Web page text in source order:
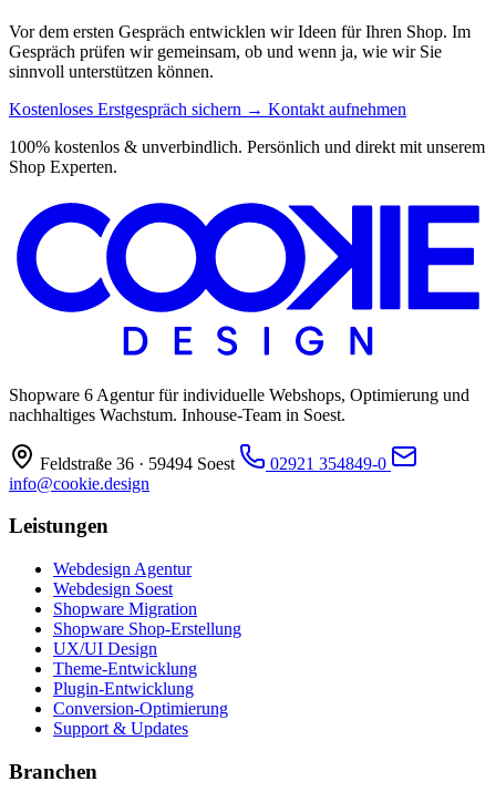
Vor dem ersten Gespräch entwicklen wir Ideen für Ihren Shop. Im
Gespräch prüfen wir gemeinsam, ob und wenn ja, wie wir Sie
sinnvoll unterstützen können.
Kostenloses Erstgespräch sichern → Kontakt aufnehmen
100% kostenlos & unverbindlich. Persönlich und direkt mit unserem
Shop Experten.
Shopware 6 Agentur für individuelle Webshops, Optimierung und
nachhaltiges Wachstum. Inhouse-Team in Soest.
Feldstraße 36 · 59494 Soest
02921 354849-0
info@cookie.design
Leistungen
Webdesign Agentur
Webdesign Soest
Shopware Migration
Shopware Shop-Erstellung
UX/UI Design
Theme-Entwicklung
Plugin-Entwicklung
Conversion-Optimierung
Support & Updates
Branchen